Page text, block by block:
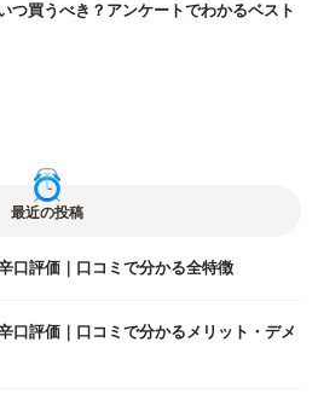
つ買うべき？アンケートでわかるベスト
最近の投稿
口評価｜口コミで分かる全特徴
口評価｜口コミで分かるメリット・デメ